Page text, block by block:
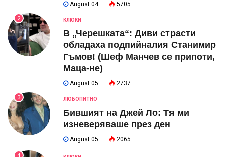
August 04 5705
2 КЛЮКИ
В „Черешката“: Диви страсти
обладаха подпийналия Станимир
Гъмов! (Шеф Манчев се припоти,
Маца-не)
August 05 2737
3 ЛЮБОПИТНО
Бившият на Джей Ло: Тя ми
изневеряваше през ден
August 05 2065